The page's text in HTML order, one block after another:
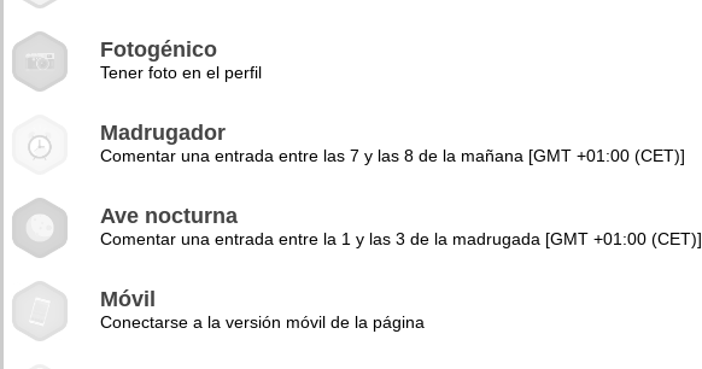
Fotogénico
Tener foto en el perfil
Madrugador
Comentar una entrada entre las 7 y las 8 de la mañana [GMT +01:00 (CET)]
Ave nocturna
Comentar una entrada entre la 1 y las 3 de la madrugada [GMT +01:00 (CET)]
Móvil
Conectarse a la versión móvil de la página